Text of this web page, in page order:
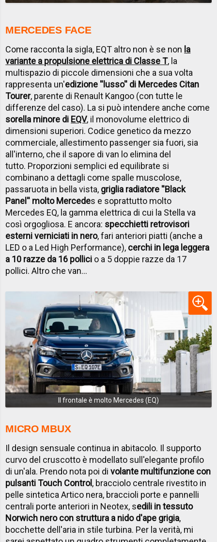
MERCEDES FACE
Come racconta la sigla, EQT altro non è se non la
variante a propulsione elettrica di Classe T, la
multispazio di piccole dimensioni che a sua volta
rappresenta un'edizione ''lusso'' di Mercedes Citan
Tourer, parente di Renault Kangoo (con tutte le
differenze del caso). La si può intendere anche come
sorella minore di EQV, il monovolume elettrico di
dimensioni superiori. Codice genetico da mezzo
commerciale, allestimento passenger sia fuori, sia
all'interno, che il sapore di van lo elimina del
tutto. Proporzioni semplici ed equilibrate si
combinano a dettagli come spalle muscolose,
passaruota in bella vista, griglia radiatore ''Black
Panel'' molto Mercedes e soprattutto molto
Mercedes EQ, la gamma elettrica di cui la Stella va
così orgogliosa. E ancora: specchietti retrovisori
esterni verniciati in nero, fari anteriori piatti (anche a
LED o a Led High Performance), cerchi in lega leggera
a 10 razze da 16 pollici o a 5 doppie razze da 17
pollici. Altro che van...
Il frontale è molto Mercedes (EQ)
MICRO MBUX
Il design sensuale continua in abitacolo. Il supporto
curvo del cruscotto è modellato sull'elegante profilo
di un'ala. Prendo nota poi divolante multifunzione con
pulsanti Touch Control, bracciolo centrale rivestito in
pelle sintetica Artico nera, braccioli porte e pannelli
centrali porte anteriori in Neotex, sedili in tessuto
Norwich nero con struttura a nido d'ape grigia,
bocchette dell'aria in stile turbina. Per la verità, mi